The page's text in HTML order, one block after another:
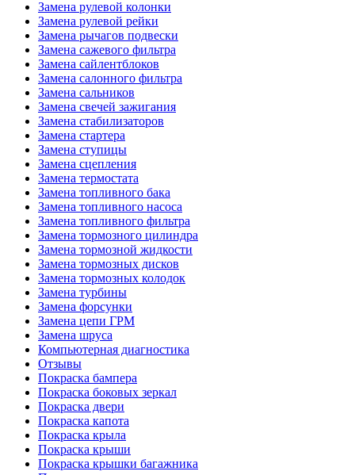
Замена рулевой колонки
Замена рулевой рейки
Замена рычагов подвески
Замена сажевого фильтра
Замена сайлентблоков
Замена салонного фильтра
Замена сальников
Замена свечей зажигания
Замена стабилизаторов
Замена стартера
Замена ступицы
Замена сцепления
Замена термостата
Замена топливного бака
Замена топливного насоса
Замена топливного фильтра
Замена тормозного цилиндра
Замена тормозной жидкости
Замена тормозных дисков
Замена тормозных колодок
Замена турбины
Замена форсунки
Замена цепи ГРМ
Замена шруса
Компьютерная диагностика
Отзывы
Покраска бампера
Покраска боковых зеркал
Покраска двери
Покраска капота
Покраска крыла
Покраска крыши
Покраска крышки багажника